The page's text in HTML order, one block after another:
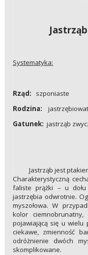
Systematyka:
Rząd: szponiaste
Rodzina:
Gatunek: jastrząb
Jastrząb jest ptakiem,
Charakterystyczną
faliste prążki – u
jastrzębia odwrotnie.
myszołowa. W
kolor
pojawiającą się u
ciekawe, zmienność
odróżnienie dwóch
skomplikowane.